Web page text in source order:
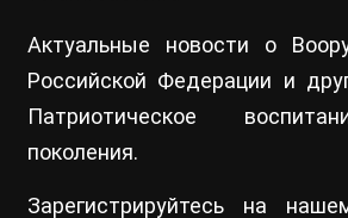
Актуальные новости о
Российской Федерации и
Патриотическое
поколения.
Зарегистрируйтесь на